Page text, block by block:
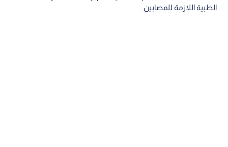
الطبية اللازمة للمصابين.